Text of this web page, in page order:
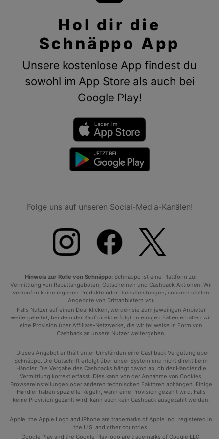
Hol dir die
Schnäppo App
Unsere kostenlose App findest du
sowohl im App Store als auch bei
Google Play!
Folge uns auf unseren Social-Media-Kanälen!
Hinweis zur Rolle von Schnäppo: Schnäppo ist eine Plattform zur
Vermittlung von Rabattangeboten, Gutscheinen und Cashback-Aktionen. Wir
verkaufen keine eigenen Produkte oder Dienstleistungen, sondern stellen
Angebote von Drittanbietern vor.
Falls Nutzer auf einen Deal klicken, werden sie zum jeweiligen Anbieter
weitergeleitet, bei dem der Kauf direkt erfolgt. In einigen Fällen erhalten wir
eine Provision über Affiliate-Netzwerke, die wir teilweise in Form von
Cashback an unsere Nutzer weitergeben.
1 Dieses Angebot enthält unter Umständen eine Cashback-Vergütung über
Schnäppo. Die Gutschrift erfolgt über unser System und nicht direkt beim
Händler. Die Vergabe des Cashbacks hängt davon ab, ob der Händler die
Vermittlung korrekt erfasst. Dies kann von der Annahme von Cookies,
Browsereinstellungen oder anderen technischen Faktoren abhängen. Einige
Händler haben spezielle Regeln, wann eine Provision gezahlt wird. Falls
keine Provision gezahlt wird, kann auch kein Cashback ausgezahlt werden.
Apple, the Apple Logo and iPhone are trademarks of Apple Inc., registered in
the U.S. and other countries.
Google Play and the Google Play logo are trademarks of Google LLC.